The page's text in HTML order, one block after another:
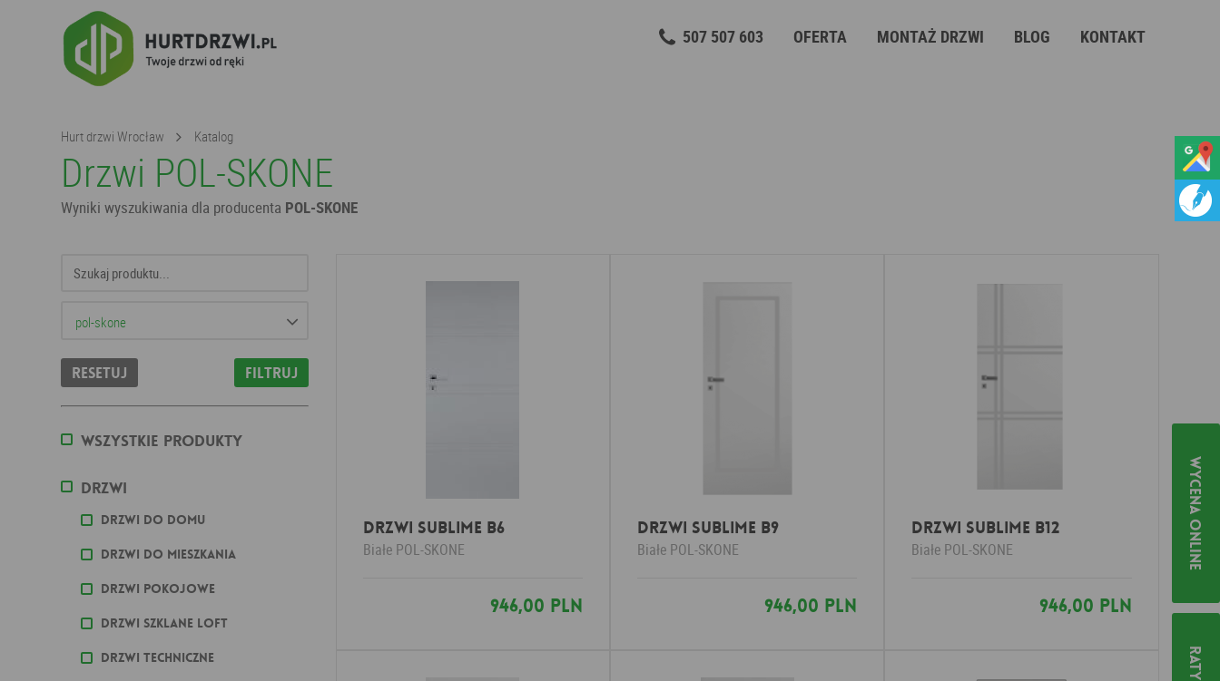
507 507 603 OFERTA MONTAŻ DRZWI BLOG KONTAKT
Hurt drzwi Wrocław Katalog
Drzwi POL-SKONE
Wyniki wyszukiwania dla producenta POL-SKONE
Resetuj Filtruj
Wszystkie produkty
Drzwi
Drzwi do domu
Drzwi do mieszkania
Drzwi pokojowe
Drzwi szklane loft
Drzwi techniczne
DRZWI SUBLIME B6
Białe POL-SKONE
946,00 PLN
DRZWI SUBLIME B9
Białe POL-SKONE
946,00 PLN
DRZWI SUBLIME B12
Białe POL-SKONE
946,00 PLN
Wycena online
Raty